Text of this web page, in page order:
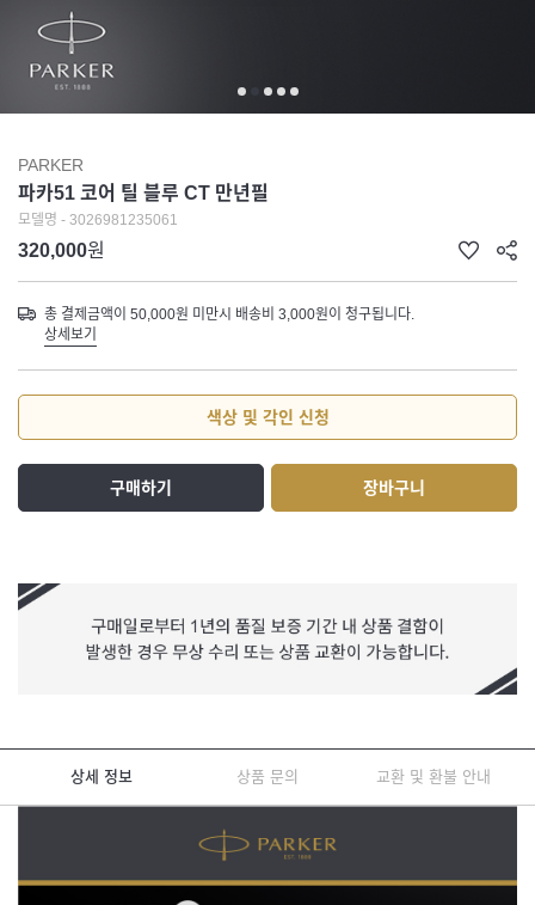
PARKER
파카51 코어 틸 블루 CT 만년필
모델명 - 3026981235061
320,000원
총 결제금액이 50,000원 미만시 배송비 3,000원이 청구됩니다.
상세보기
색상 및 각인 신청
구매하기 장바구니
상세 정보 상품 문의 교환 및 환불 안내